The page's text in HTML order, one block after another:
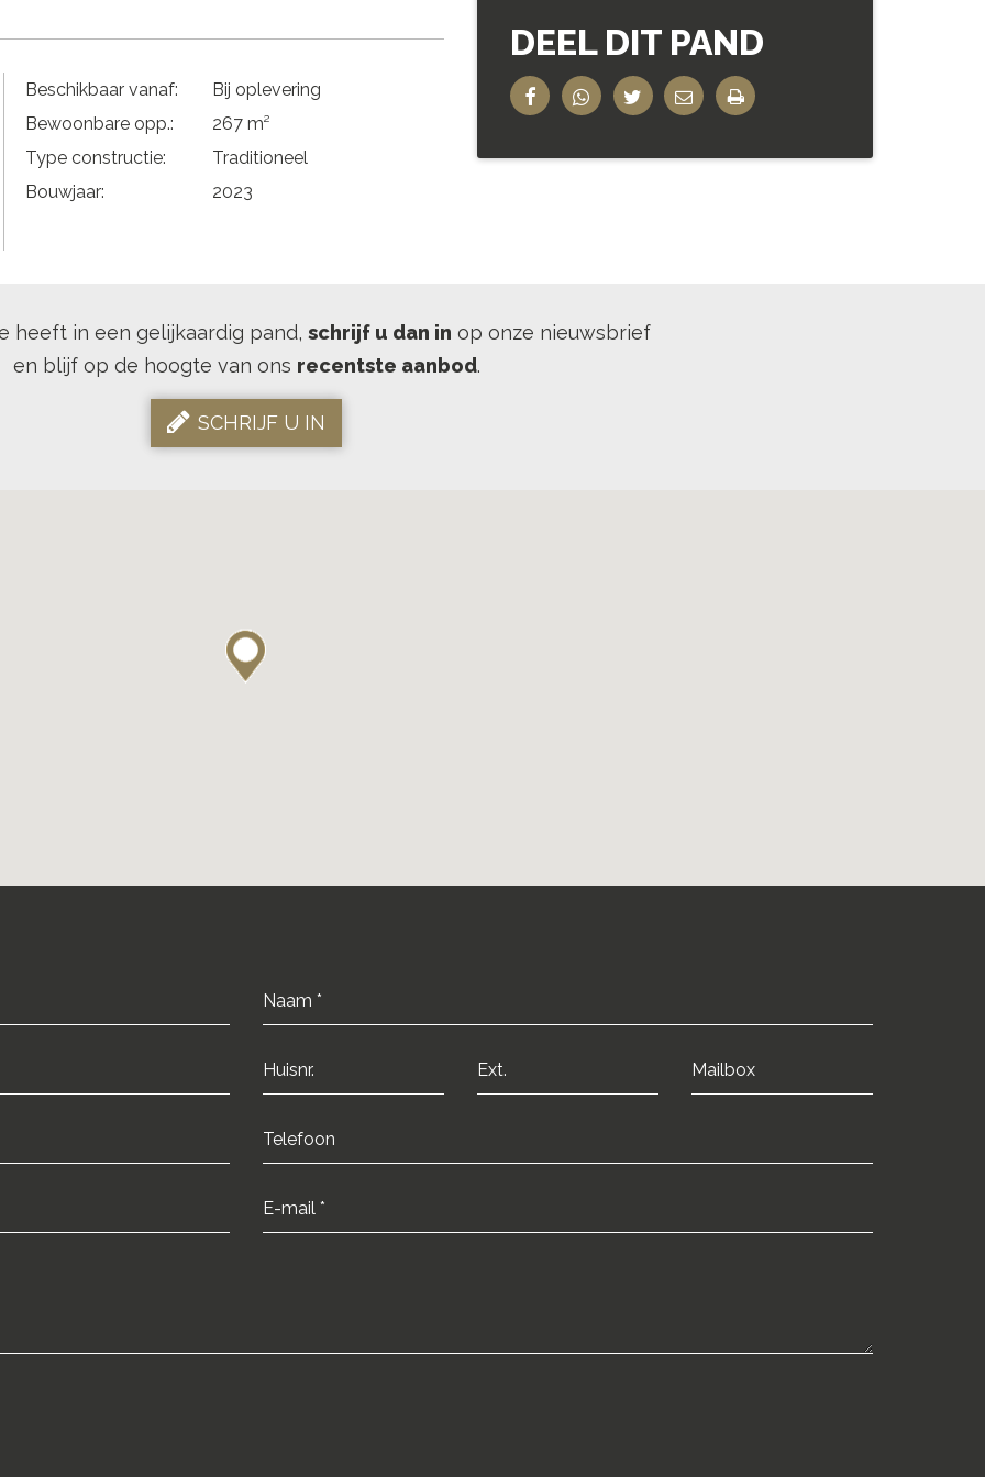
Beschikbaar vanaf:
Bij oplevering
Bewoonbare opp.:
267 m²
Type constructie:
Traditioneel
Bouwjaar:
2023
DEEL DIT PAND
heeft in een gelijkaardig pand, schrijf u dan in op onze nieuwsbrief
en blijf op de hoogte van ons recentste aanbod.
SCHRIJF U IN